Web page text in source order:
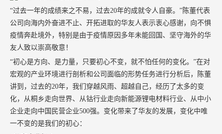
“过去一年的成绩来之不易，过去20年的成就令人自豪。”陈董代表
公司向海内外奋进不止、开拓进取的华友人表示衷心感谢，向不惧
疫情奔赴境外，特别是由于疫情原因多年未能回国、坚守海外的华
友人致以崇高敬意！
“初心是方向、是力量，只要初心不变，就不怕任何的变化。”在对
宏观的产业环境进行剖析和公司面临的形势任务进行分析后，陈董
讲到，过去的20年，我们穿越风雨、超越自己，经历了太多的变
化，从桐乡走向世界、从钴行业走向新能源锂电材料行业、从中小
企业走向中国民营企业500强。变化带来了华友的发展，变化中唯
一不变的是我们的初心：